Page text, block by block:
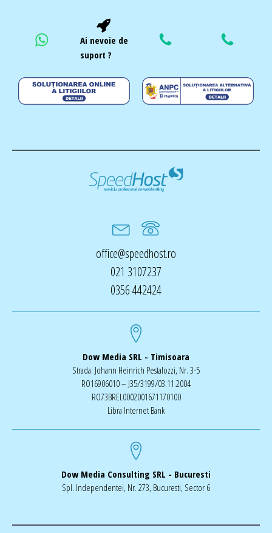
Ai nevoie de
suport ?
office@speedhost.ro
021 3107237
0356 442424
Dow Media SRL - Timisoara
Strada. Johann Heinrich Pestalozzi, Nr. 3-5
RO16906010 – J35/3199/03.11.2004
RO73BREL0002001671170100
Libra Internet Bank
Dow Media Consulting SRL - Bucuresti
Spl. Independentei, Nr. 273, Bucuresti, Sector 6